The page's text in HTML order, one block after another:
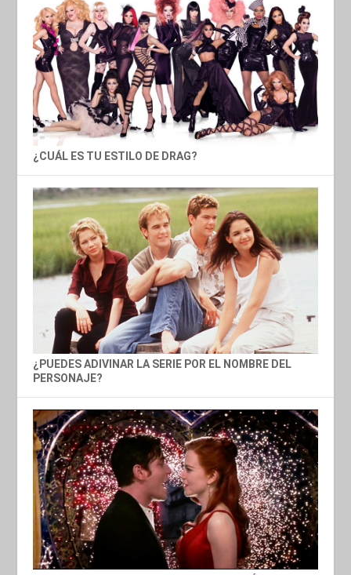
¿CUÁL ES TU ESTILO DE DRAG?
¿PUEDES ADIVINAR LA SERIE POR EL NOMBRE DEL
PERSONAJE?